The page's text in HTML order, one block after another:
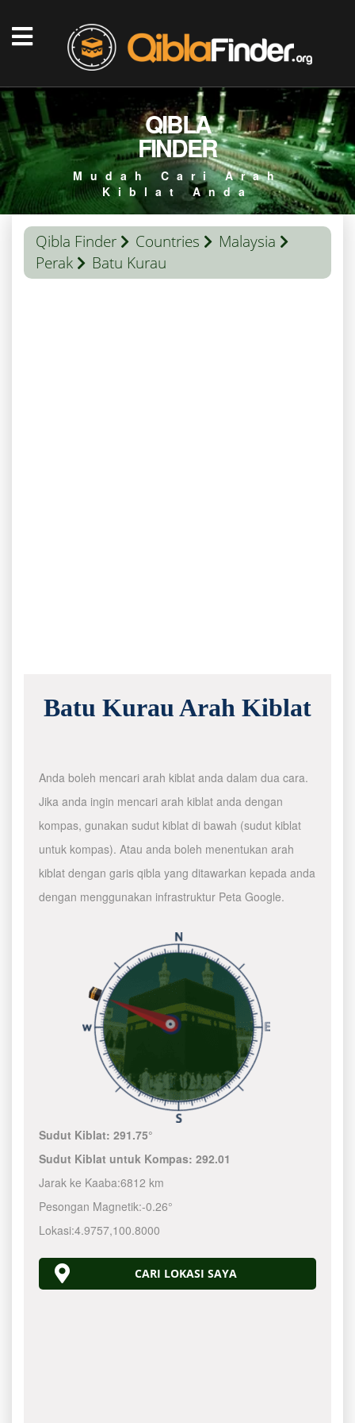
QIBLA
FINDER
Mudah Cari Arah
Kiblat Anda
Qibla Finder Countries
Malaysia
Perak
Batu Kurau
Batu Kurau Arah Kiblat
Anda boleh mencari arah kiblat anda dalam dua cara.
Jika anda ingin mencari arah kiblat anda dengan
kompas, gunakan sudut kiblat di bawah (sudut kiblat
untuk kompas). Atau anda boleh menentukan arah
kiblat dengan garis qibla yang ditawarkan kepada anda
dengan menggunakan infrastruktur Peta Google.
Sudut Kiblat:291.75°
Sudut Kiblat untuk Kompas:292.01
Jarak ke Kaaba:6812 km
Pesongan Magnetik:-0.26°
Lokasi:4.9757,100.8000
CARI LOKASI SAYA